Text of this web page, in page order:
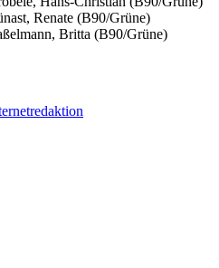
Renate (B90/Grüne)
Britta (B90/Grüne)